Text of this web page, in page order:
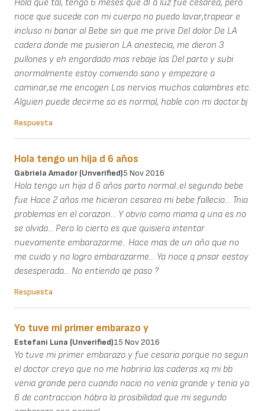
Hola que tal, tengo 6 meses que dI a luz fue cesarea, pero
noce que sucede con mi cuerpo no puedo lavar,trapear e
incluso ni banar al Bebe sin que me prive Del dolor De LA
cadera donde me pusieron LA anestecia, me dieron 3
pullones y eh engordado mas rebaje las Del parto y subi
anormalmente estoy comiendo sano y empezare a
caminar,se me encogen Los nervios muchos calambres etc.
Alguien puede decirme so es normal, hable con mi doctor.bj
Respuesta
Hola tengo un hija d 6 años
Gabriela Amador (unverified)5 Nov 2016
Hola tengo un hija d 6 años parto normal..el segundo bebe
fue Hace 2 años me hicieron cesarea mi bebe fallecio... Tnia
problemas en el corazon... Y obvio como mama q una es no
se olvida... Pero lo cierto es que quisiera intentar
nuevamente embarazarme.. Hace mas de un año que no
me cuido y no logro embarazarme... Ya noce q pnsar eestoy
desesperada... No entiendo qe paso ?
Respuesta
Yo tuve mi primer embarazo y
Estefani Luna (unverified)15 Nov 2016
Yo tuve mi primer embarazo y fue cesaria porque no segun
el doctor creyo que no me habriria las caderas xq mi bb
venia grande pero cuando nacio no venia grande y tenia ya
6 de contraccion hábra la prosibilidad que mi segundo